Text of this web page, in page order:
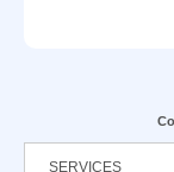
SERVICES